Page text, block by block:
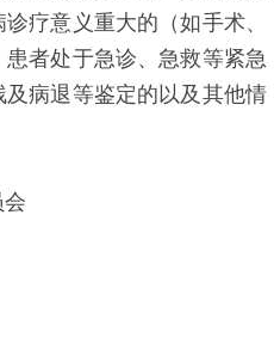
疗意义重大的（如手术、
者处于急诊、急救等紧急
病退等鉴定的以及其他情